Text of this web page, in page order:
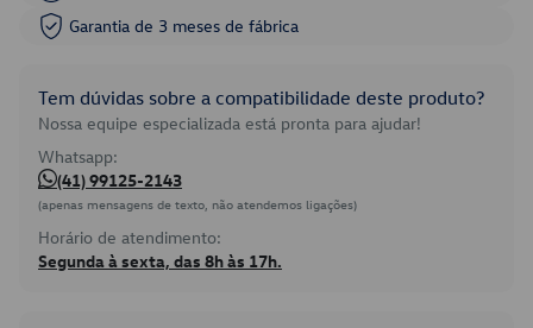
Garantia de 3 meses de fábrica
Tem dúvidas sobre a compatibilidade deste produto?
Nossa equipe especializada está pronta para ajudar!
Whatsapp:
(41) 99125-2143
(apenas mensagens de texto, não atendemos ligações)
Horário de atendimento:
Segunda à sexta, das 8h às 17h.